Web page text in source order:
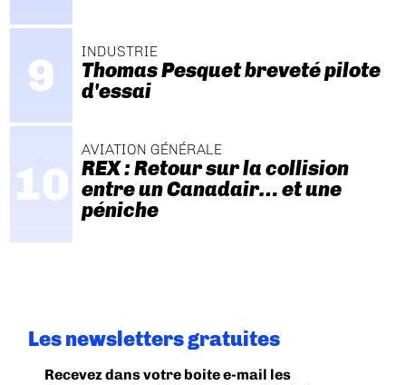
INDUSTRIE
Thomas Pesquet breveté pilote
d'essai
AVIATION GÉNÉRALE
REX : Retour sur la collision
entre un Canadair… et une
péniche
Les newsletters gratuites
Recevez dans votre boite e-mail les